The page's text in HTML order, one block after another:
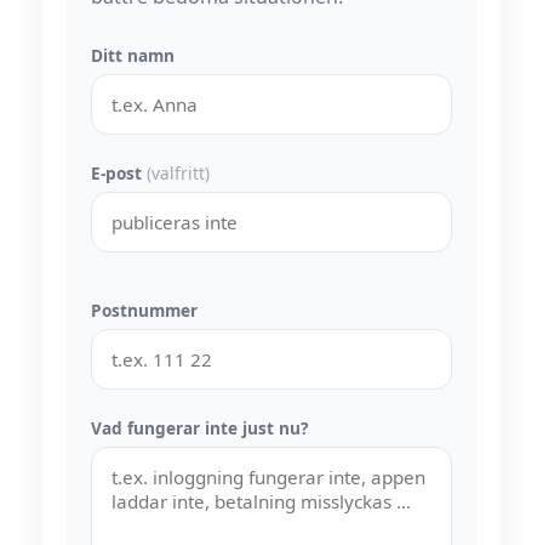
Ditt namn
E-post (valfritt)
Postnummer
Vad fungerar inte just nu?